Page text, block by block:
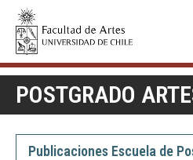
ETAPA
POSTGRADO
Publicaciones Escuela de